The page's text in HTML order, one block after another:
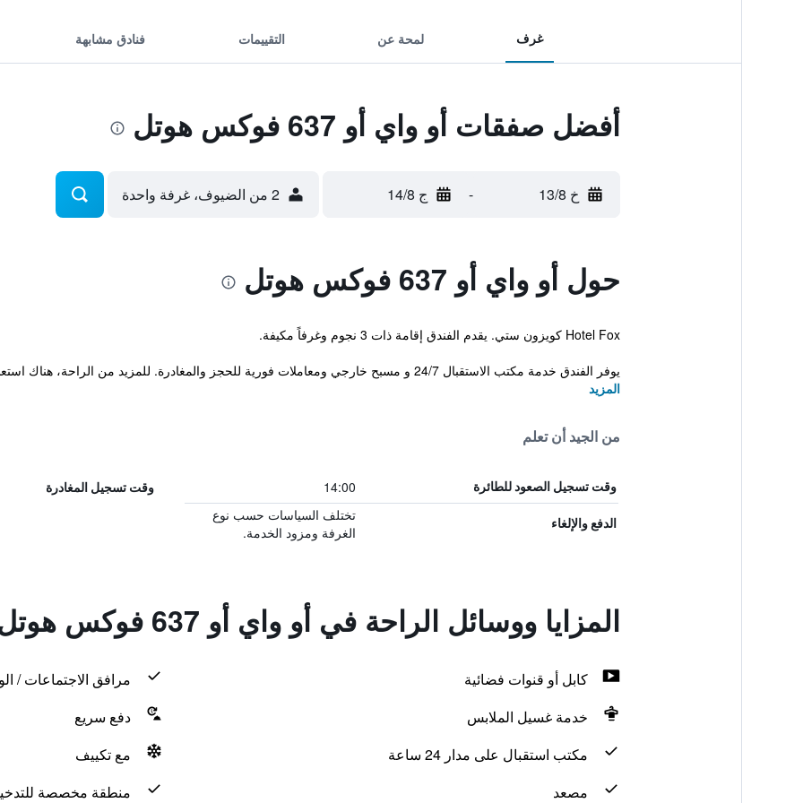
غرف لمحة عن التقييمات فنادق مشابهة
أفضل صفقات أو واي أو 637 فوكس هوتل
خ 13/8 - ج 14/8 2 من الضيوف، غرفة واحدة
حول أو واي أو 637 فوكس هوتل
Hotel Fox كويزون ستي. يقدم الفندق إقامة ذات 3 نجوم وغرفاً مكيفة.
يوفر الفندق خدمة مكتب الاستقبال 24/7 و مسبح خارجي ومعاملات فورية للحجز والمغادرة. للمزيد من الراحة، هناك استعلامات/ناطور، منطقة ...
المزيد
من الجيد أن تعلم
وقت تسجيل الصعود للطائرة 14:00 وقت تسجيل المغادرة
الدفع والإلغاء
تختلف السياسات حسب نوع
الغرفة ومزود الخدمة.
المزايا ووسائل الراحة في أو واي أو 637 فوكس هوتل
كابل أو قنوات فضائية
مرافق الاجتماعات /
خدمة غسيل الملابس
دفع سريع
مكتب استقبال على مدار 24 ساعة
مع تكييف
مصعد
منطقة مخصصة